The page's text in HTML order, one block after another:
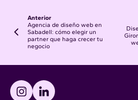
Anterior
Agencia de diseño web en
Sabadell: cómo elegir un
partner que haga crecer tu
negocio